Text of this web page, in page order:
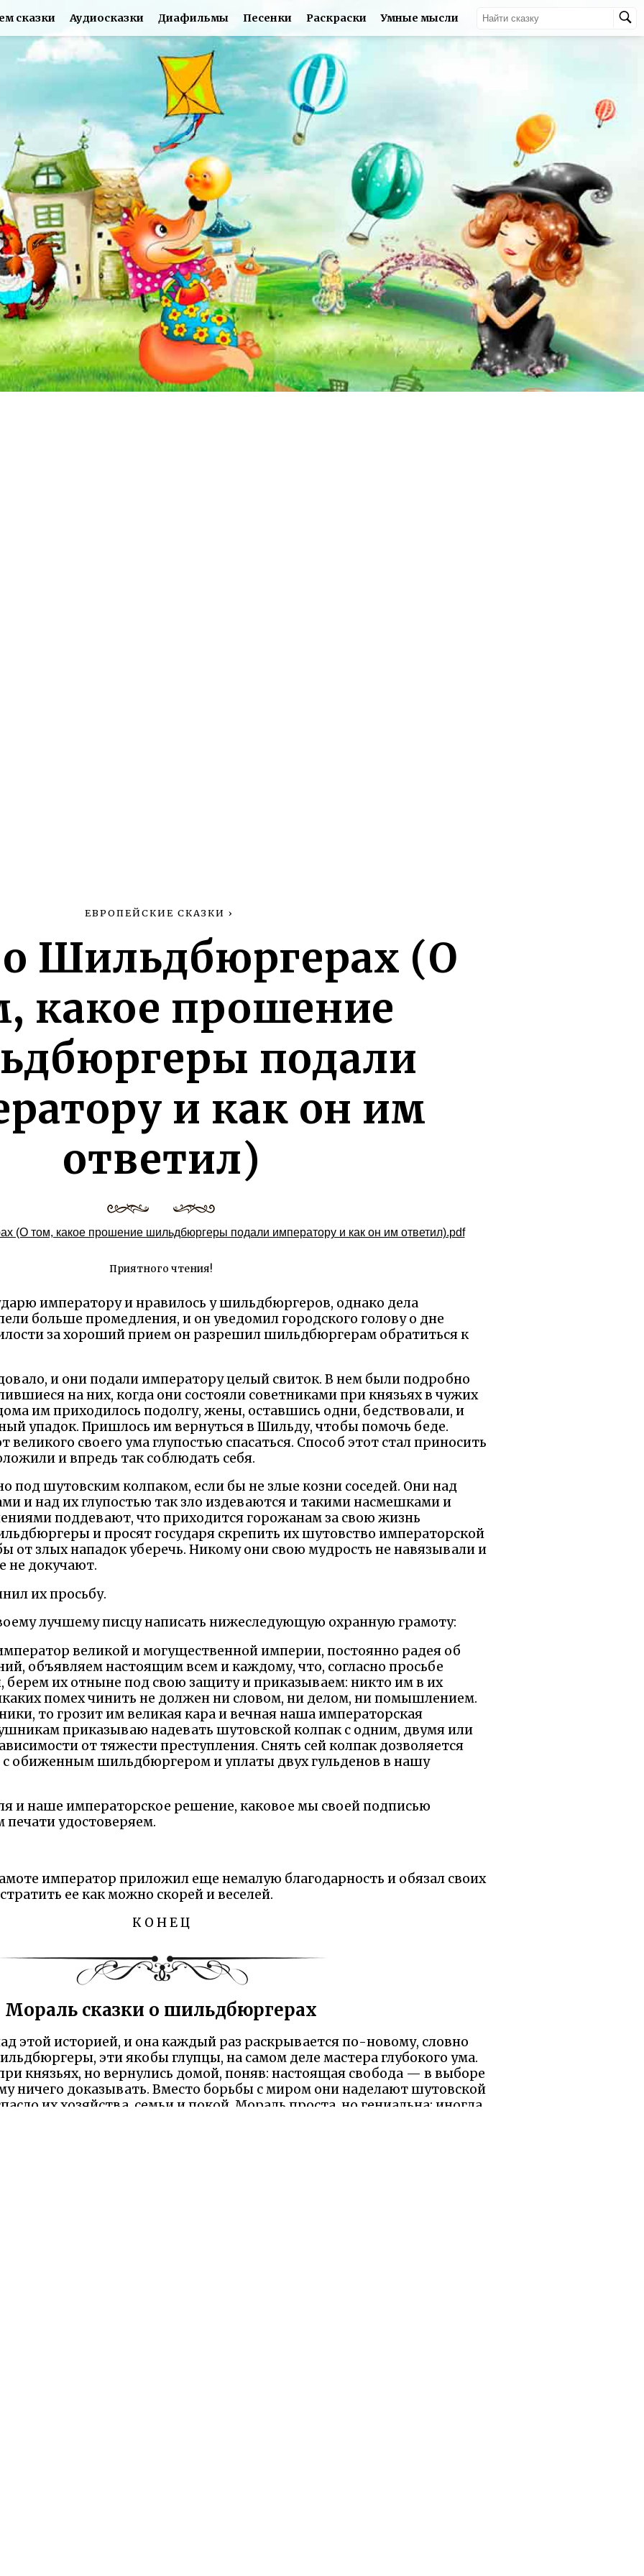
сказки Аудиосказки Диафильмы Песенки Раскраски Умные мысли
ЕВРОПЕЙСКИЕ СКАЗКИ ›
Шильдбюргерах (О
какое прошение
подали
и как он им
ответил)
(О том, какое прошение шильдбюргеры подали императору и как он им ответил).pdf
Приятного чтения!
императору и нравилось у шильдбюргеров, однако дела
больше промедления, и он уведомил городского голову о дне
за хороший прием он разрешил шильдбюргерам обратиться к
и они подали императору целый свиток. В нем были подробно
на них, когда они состояли советниками при князьях в чужих
им приходилось подолгу, жены, оставшись одни, бедствовали, и
упадок. Пришлось им вернуться в Шильду, чтобы помочь беде.
своего ума глупостью спасаться. Способ этот стал приносить
и впредь так соблюдать себя.
под шутовским колпаком, если бы не злые козни соседей. Они над
и над их глупостью так зло издеваются и такими насмешками и
поддевают, что приходится горожанам за свою жизнь
и просят государя скрепить их шутовство императорской
от злых нападок уберечь. Никому они свою мудрость не навязывали и
не докучают.
их просьбу.
лучшему писцу написать нижеследующую охранную грамоту:
великой и могущественной империи, постоянно радея об
объявляем настоящим всем и каждому, что, согласно просьбе
их отныне под свою защиту и приказываем: никто им в их
помех чинить не должен ни словом, ни делом, ни помышлением.
то грозит им великая кара и вечная наша императорская
приказываю надевать шутовской колпак с одним, двумя или
от тяжести преступления. Снять сей колпак дозволяется
обиженным шильдбюргером и уплаты двух гульденов в нашу
и наше императорское решение, каковое мы своей подписью
удостоверяем.
император приложил еще немалую благодарность и обязал своих
ее как можно скорей и веселей.
К О Н Е Ц
Мораль сказки о шильдбюргерах
этой историей, и она каждый раз раскрывается по-новому, словно
эти якобы глупцы, на самом деле мастера глубокого ума.
князьях, но вернулись домой, поняв: настоящая свобода — в выборе
ничего доказывать. Вместо борьбы с миром они наделают шутовской
их хозяйства, семьи и покой. Мораль проста, но гениальна: иногда